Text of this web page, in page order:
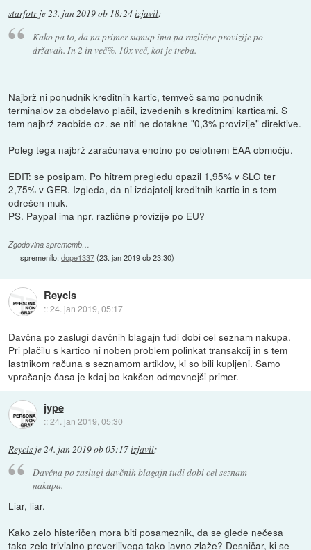
starfotrje23. jan 2019 ob 18:24izjavil:
Kako pa to, da na primer sumup ima pa različne provizije po
državah. In 2 in več%. 10x več, kot je treba.
Najbrž ni ponudnik kreditnih kartic, temveč samo ponudnik
terminalov za obdelavo plačil, izvedenih s kreditnimi karticami. S
tem najbrž zaobide oz. se niti ne dotakne "0,3% provizije" direktive.
Poleg tega najbrž zaračunava enotno po celotnem EAA območju.
EDIT: se posipam. Po hitrem pregledu opazil 1,95% v SLO ter
2,75% v GER. Izgleda, da ni izdajatelj kreditnih kartic in s tem
odrešen muk.
PS. Paypal ima npr. različne provizije po EU?
Zgodovina sprememb…
spremenilo:dope1337(23. jan 2019 ob 23:30)
Reycis
::24. jan 2019, 05:17
Davčna po zaslugi davčnih blagajn tudi dobi cel seznam nakupa.
Pri plačilu s kartico ni noben problem polinkat transakcij in s tem
lastnikom računa s seznamom artiklov, ki so bili kupljeni. Samo
vprašanje časa je kdaj bo kakšen odmevnejši primer.
jype
::24. jan 2019, 05:30
Reycis je24. jan 2019 ob 05:17izjavil:
Davčna po zaslugi davčnih blagajn tudi dobi cel seznam
nakupa.
Liar, liar.
Kako zelo histeričen mora biti posameznik, da se glede nečesa
tako zelo trivialno preverljivega tako javno zlaže? Desničar, ki se